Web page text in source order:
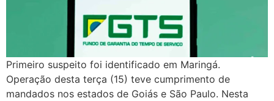
Primeiro suspeito foi identificado em Maringá.
Operação desta terça (15) teve cumprimento de
mandados nos estados de Goiás e São Paulo. Nesta